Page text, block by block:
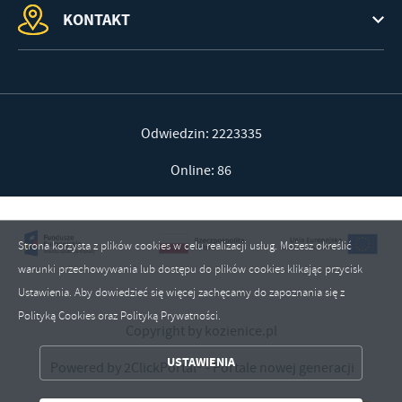
KONTAKT
Odwiedzin: 2223335
Online: 86
2ClickPortal®- Portale nowej generacji
Strona korzysta z plików cookies w celu realizacji usług. Możesz określić
warunki przechowywania lub dostępu do plików cookies klikając przycisk
Ustawienia. Aby dowiedzieć się więcej zachęcamy do zapoznania się z
Polityką Cookies oraz Polityką Prywatności.
USTAWIENIA
ZEZWÓL NA WSZYSTKIE